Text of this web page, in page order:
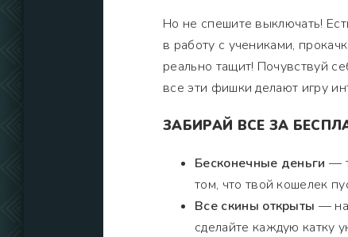
Но не спешите выключать!
в работу с учениками,
реально тащит! Почувствуй
все эти фишки делают игру
ЗАБИРАЙ ВСЕ ЗА
Бесконечные деньги —
том, что твой кошелек
Все скины открыты —
сделайте каждую катку